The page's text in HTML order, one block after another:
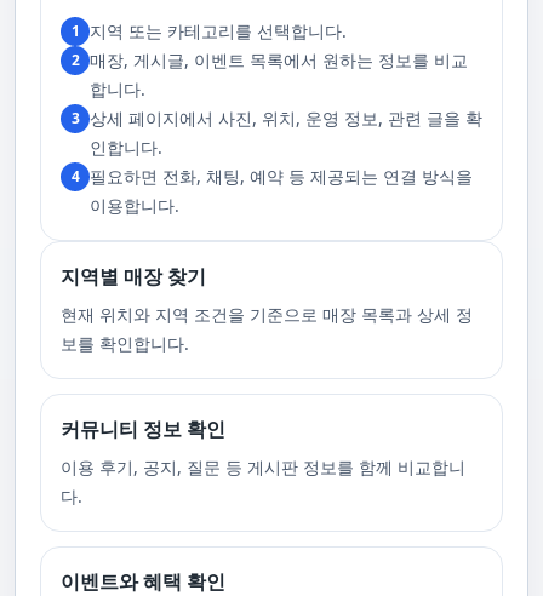
소화하여 필수적인 사항으로 명시했습니다. 이 가이드라인을 따르시면, 서
비스 이용 중 문제가 발생하지 않을 것입니다. 특히, 과도한 알코올 섭취로
인해 만취 상태에서는 서비스 이용에 제한을 두고 있음을 명확히 합니다. 이
러한 상태에서는 다음 기회에 이용해 주시길 부탁드립니다. 서비스 도착 시
원활한 의사소통이 이루어질 수 있도록, 저희와의 연락이 반드시 가능해야
합니다. 이에 공중전화 사용이나 발신 번호 표시 제한으로의 통화는 받지 않
고 있습니다. 또한, 자주 발생하는 예약 취소나 무단으로 예약을 취소할 경
우, 향후 서비스 예약에 제약이 생길 수 있음을 알려드립니다. 시간을 효율적
으로 사용하며, 합리적인 가격으로 부경샵만의 특별한 경험을 하실 수 있습
https://play.google.com/store/apps/details?
1 지역 또는 카테고리를 선택합니다.
2 매장, 게시글, 이벤트 목록에서 원하는 정보를 비교
합니다.
3 상세 페이지에서 사진, 위치, 운영 정보, 관련 글을 확
인합니다.
4 필요하면 전화, 채팅, 예약 등 제공되는 연결 방식을
이용합니다.
지역별 매장 찾기
현재 위치와 지역 조건을 기준으로 매장 목록과 상세 정
보를 확인합니다.
커뮤니티 정보 확인
이용 후기, 공지, 질문 등 게시판 정보를 함께 비교합니
다.
이벤트와 혜택 확인